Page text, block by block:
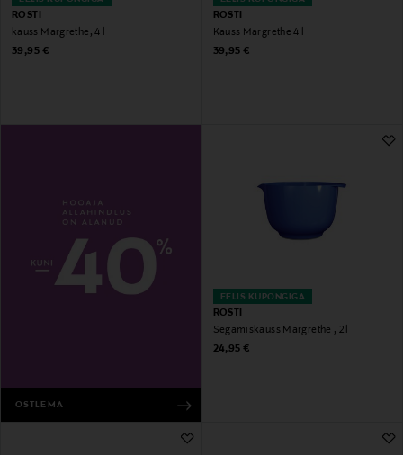
ROSTI
kauss Margrethe, 4 l
Original Price
39,95 €
ROSTI
Kauss Margrethe 4 l
Original Price
39,95 €
OSTLEMA
EELIS KUPONGIGA
ROSTI
Segamiskauss Margrethe , 2 l
Original Price
24,95 €